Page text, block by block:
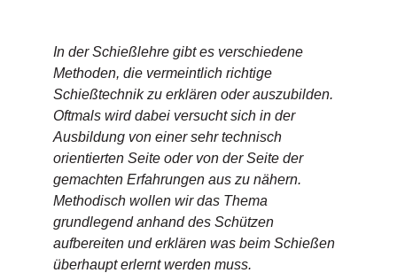
In der Schießlehre gibt es verschiedene
Methoden, die vermeintlich richtige
Schießtechnik zu erklären oder auszubilden.
Oftmals wird dabei versucht sich in der
Ausbildung von einer sehr technisch
orientierten Seite oder von der Seite der
gemachten Erfahrungen aus zu nähern.
Methodisch wollen wir das Thema
grundlegend anhand des Schützen
aufbereiten und erklären was beim Schießen
überhaupt erlernt werden muss.